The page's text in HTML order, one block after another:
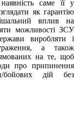
саме її у
як гарантію
вплив на
можливості ЗСУ
виробляти і
ураження, а також
на те, щоб
про припинення
бойових дій без